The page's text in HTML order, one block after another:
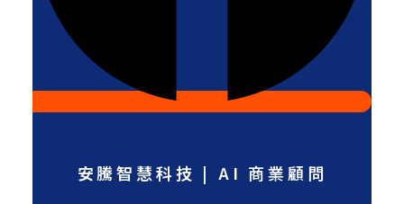
安騰智慧科技 | AI 商業顧問